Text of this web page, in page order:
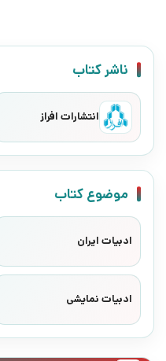
ناشر کتاب
انتشارات افراز
موضوع کتاب
ادبیات ایران
ادبیات نمایشی